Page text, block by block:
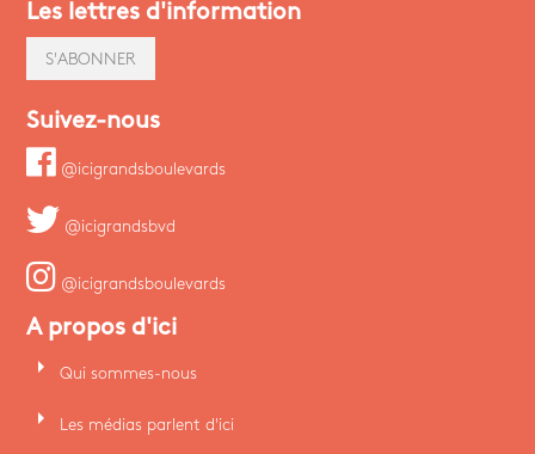
Les lettres d'information
S'ABONNER
Suivez-nous
@icigrandsboulevards
@icigrandsbvd
@icigrandsboulevards
A propos d'ici
arrow_right Qui sommes-nous
arrow_right Les médias parlent d'ici